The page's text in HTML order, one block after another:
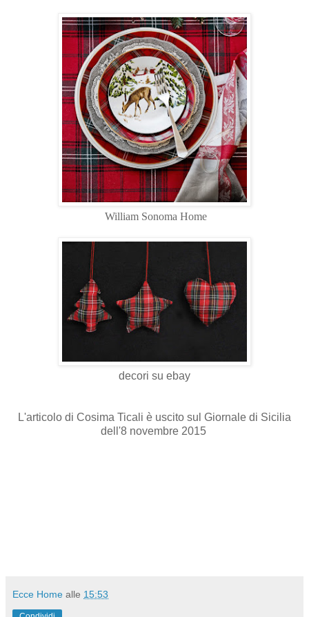
William Sonoma Home
decori su ebay
L'articolo di Cosima Ticali è uscito sul Giornale di Sicilia
dell'8 novembre 2015
Ecce Home alle 15:53